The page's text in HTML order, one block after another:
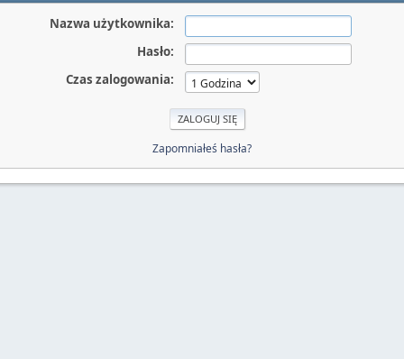
Nazwa użytkownika:
Hasło:
Czas zalogowania:
Zapomniałeś hasła?